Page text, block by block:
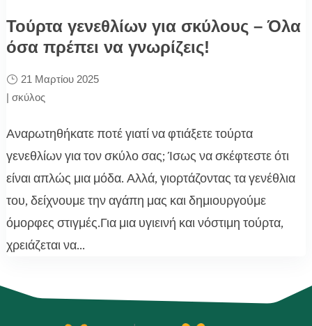
Τούρτα γενεθλίων για σκύλους – Όλα
όσα πρέπει να γνωρίζεις!
21 Μαρτίου 2025
| σκύλος
Αναρωτηθήκατε ποτέ γιατί να φτιάξετε τούρτα
γενεθλίων για τον σκύλο σας; Ίσως να σκέφτεστε ότι
είναι απλώς μια μόδα. Αλλά, γιορτάζοντας τα γενέθλια
του, δείχνουμε την αγάπη μας και δημιουργούμε
όμορφες στιγμές.Για μια υγιεινή και νόστιμη τούρτα,
χρειάζεται να...